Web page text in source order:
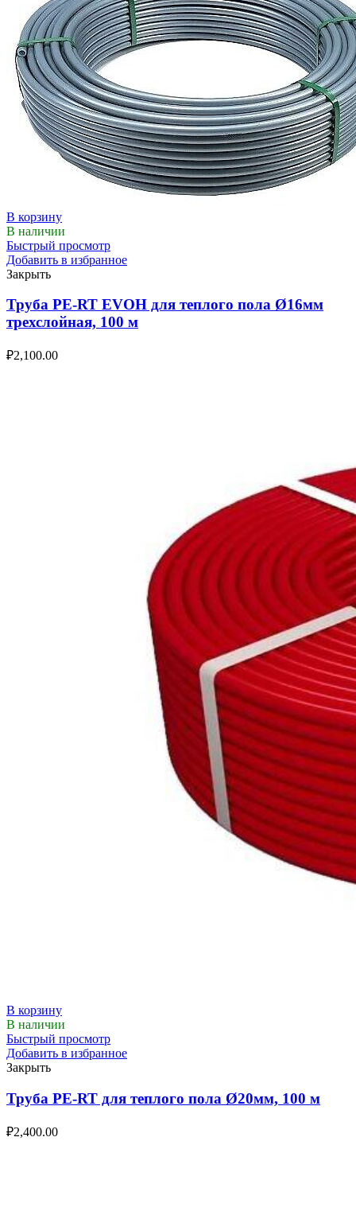
В корзину
В наличии
Быстрый просмотр
Добавить в избранное
Закрыть
Труба PE-RT EVOH для теплого пола Ø16мм
трехслойная, 100 м
₽2,100.00
В корзину
В наличии
Быстрый просмотр
Добавить в избранное
Закрыть
Труба PE-RT для теплого пола Ø20мм, 100 м
₽2,400.00